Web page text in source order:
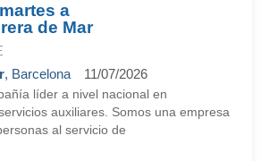
a
de Mar
, Barcelona 11/07/2026
líder a nivel nacional en
auxiliares. Somos una empresa
al servicio de